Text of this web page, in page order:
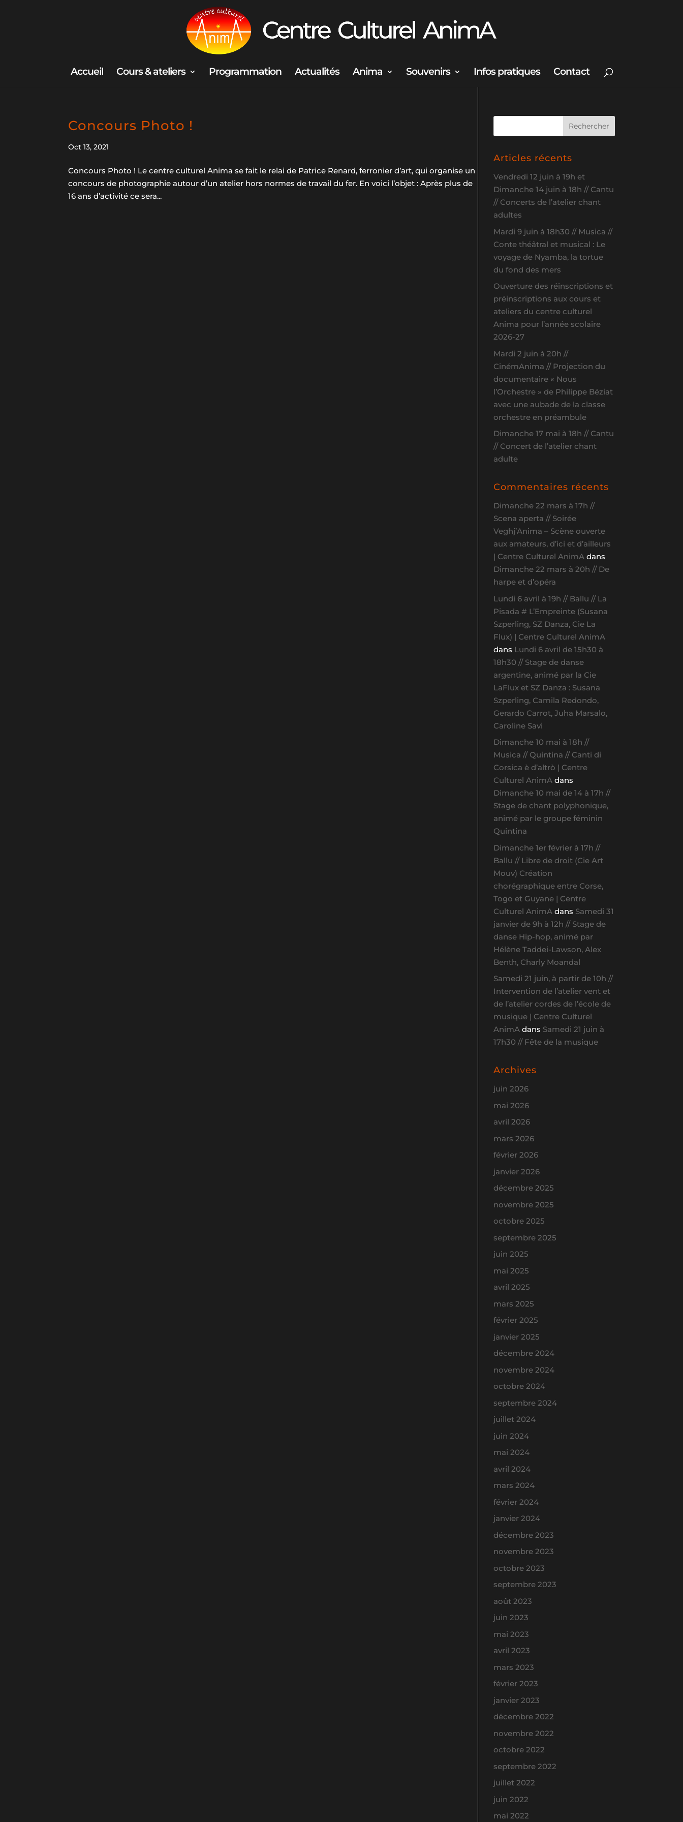
Accueil Cours & ateliers Programmation Actualités Anima Souvenirs Infos pratiques Contact
Concours Photo !
Oct 13, 2021
Concours Photo ! Le centre culturel Anima se fait le relai de Patrice Renard, ferronier d’art, qui organise un
concours de photographie autour d’un atelier hors normes de travail du fer. En voici l’objet : Après plus de
16 ans d’activité ce sera...
Articles récents
Vendredi 12 juin à 19h et
Dimanche 14 juin à 18h // Cantu
// Concerts de l’atelier chant
adultes
Mardi 9 juin à 18h30 // Musica //
Conte théâtral et musical : Le
voyage de Nyamba, la tortue
du fond des mers
Ouverture des réinscriptions et
préinscriptions aux cours et
ateliers du centre culturel
Anima pour l’année scolaire
2026-27
Mardi 2 juin à 20h //
CinémAnima // Projection du
documentaire « Nous
l’Orchestre » de Philippe Béziat
avec une aubade de la classe
orchestre en préambule
Dimanche 17 mai à 18h // Cantu
// Concert de l’atelier chant
adulte
Commentaires récents
Dimanche 22 mars à 17h //
Scena aperta // Soirée
Veghj’Anima – Scène ouverte
aux amateurs, d’ici et d’ailleurs
| Centre Culturel AnimAdans
Dimanche 22 mars à 20h // De
harpe et d’opéra
Lundi 6 avril à 19h // Ballu // La
Pisada # L’Empreinte (Susana
Szperling, SZ Danza, Cie La
Flux) | Centre Culturel AnimA
dans Lundi 6 avril de 15h30 à
18h30 // Stage de danse
argentine, animé par la Cie
LaFlux et SZ Danza : Susana
Szperling, Camila Redondo,
Gerardo Carrot, Juha Marsalo,
Caroline Savi
Dimanche 10 mai à 18h //
Musica // Quintina // Canti di
Corsica è d’altrò | Centre
Culturel AnimAdans
Dimanche 10 mai de 14 à 17h //
Stage de chant polyphonique,
animé par le groupe féminin
Quintina
Dimanche 1er février à 17h //
Ballu // Libre de droit (Cie Art
Mouv) Création
chorégraphique entre Corse,
Togo et Guyane | Centre
Culturel AnimA dans Samedi 31
janvier de 9h à 12h // Stage de
danse Hip-hop, animé par
Hélène Taddei-Lawson, Alex
Benth, Charly Moandal
Samedi 21 juin, à partir de 10h //
Intervention de l’atelier vent et
de l’atelier cordes de l’école de
musique | Centre Culturel
AnimAdans Samedi 21 juin à
17h30 // Fête de la musique
Archives
juin 2026
mai 2026
avril 2026
mars 2026
février 2026
janvier 2026
décembre 2025
novembre 2025
octobre 2025
septembre 2025
juin 2025
mai 2025
avril 2025
mars 2025
février 2025
janvier 2025
décembre 2024
novembre 2024
octobre 2024
septembre 2024
juillet 2024
juin 2024
mai 2024
avril 2024
mars 2024
février 2024
janvier 2024
décembre 2023
novembre 2023
octobre 2023
septembre 2023
août 2023
juin 2023
mai 2023
avril 2023
mars 2023
février 2023
janvier 2023
décembre 2022
novembre 2022
octobre 2022
septembre 2022
juillet 2022
juin 2022
mai 2022